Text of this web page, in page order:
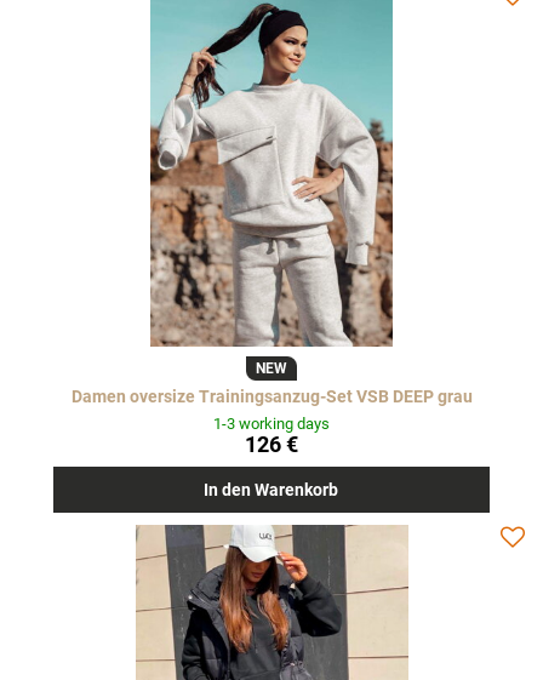
NEW
Damen oversize Trainingsanzug-Set VSB DEEP grau
1-3 working days
126 €
In den Warenkorb